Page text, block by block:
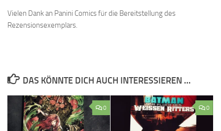
Vielen Dank an Panini Comics für die Bereitstellung des
Rezensionsexemplars.
DAS KÖNNTE DICH AUCH INTERESSIEREN …
0 0